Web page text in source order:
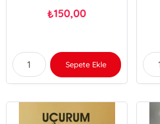
₺150,00
Sepete Ekle